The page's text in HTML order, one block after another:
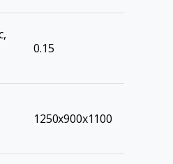
0.15
1250х900х1100